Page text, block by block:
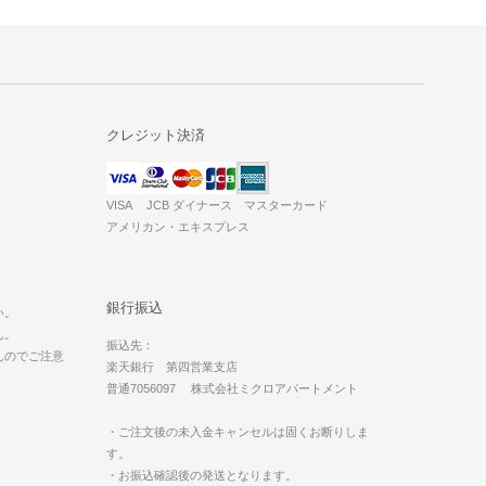
クレジット決済
VISA JCB ダイナース マスターカード
アメリカン・エキスプレス
のでご注意
銀行振込
振込先：
楽天銀行 第四営業支店
普通7056097 株式会社ミクロアパートメント
・ご注文後の未入金キャンセルは固くお断りしま
す。
・お振込確認後の発送となります。